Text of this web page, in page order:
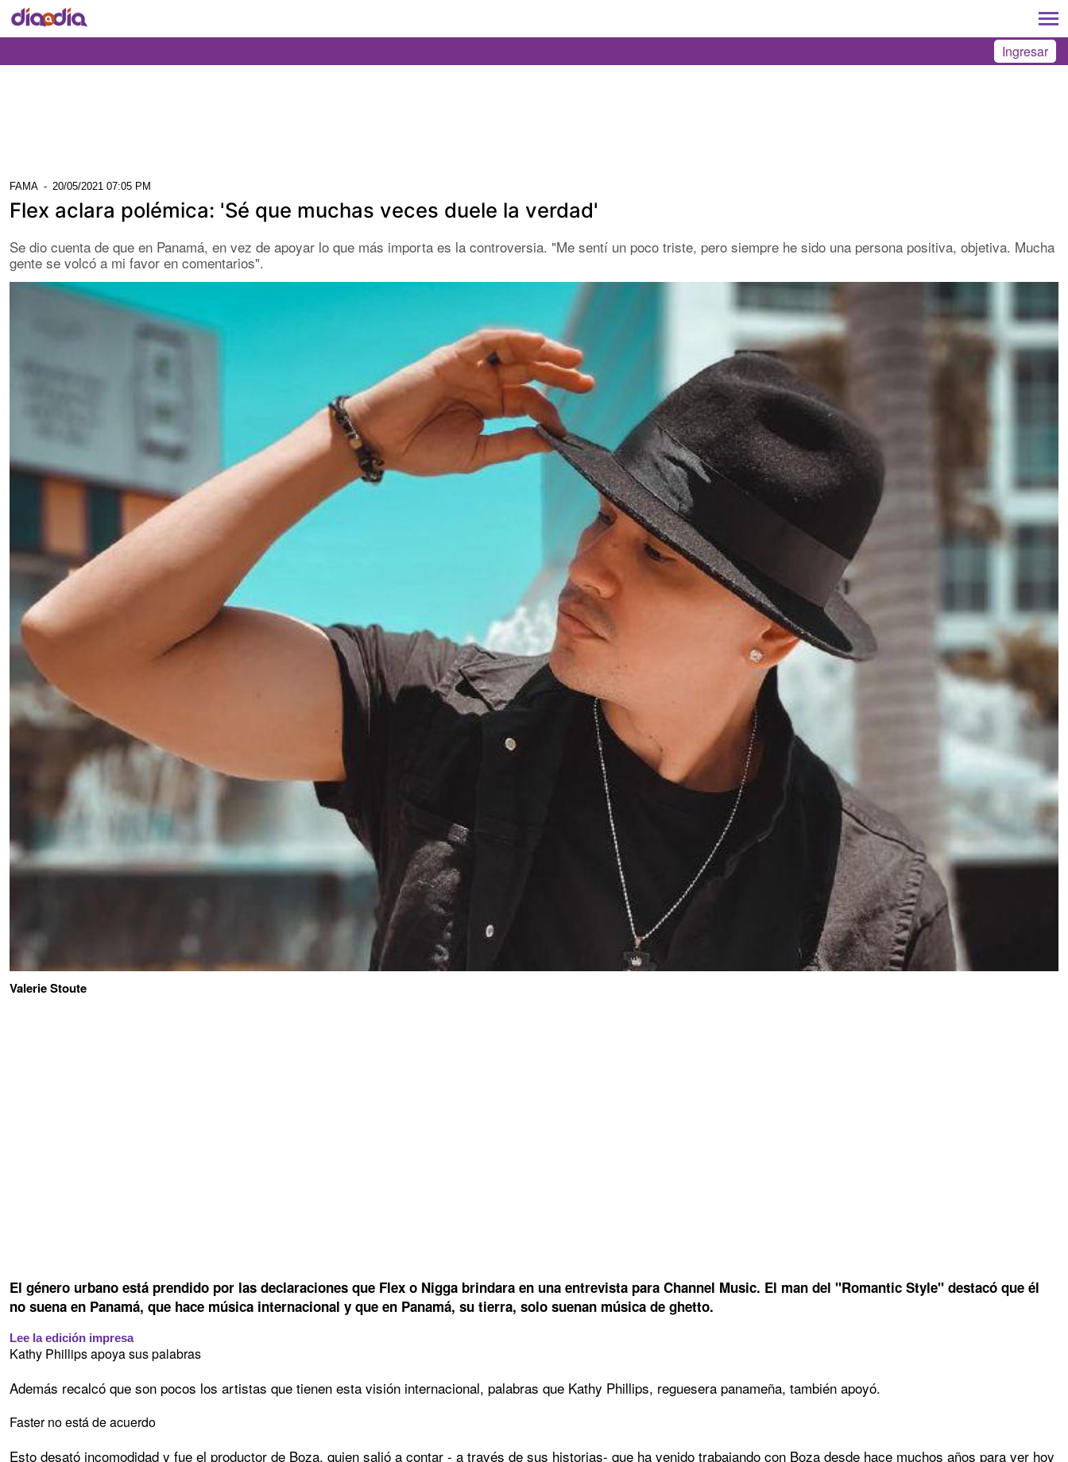
Ingresar
FAMA - 20/05/2021 07:05 PM
Flex aclara polémica: 'Sé que muchas veces duele la verdad'
Se dio cuenta de que en Panamá, en vez de apoyar lo que más importa es la controversia. "Me sentí un poco triste, pero siempre he sido una persona positiva, objetiva. Mucha
gente se volcó a mi favor en comentarios".
Valerie Stoute
El género urbano está prendido por las declaraciones que Flex o Nigga brindara en una entrevista para Channel Music. El man del "Romantic Style" destacó que él
no suena en Panamá, que hace música internacional y que en Panamá, su tierra, solo suenan música de ghetto.
Lee la edición impresa
Kathy Phillips apoya sus palabras
Además recalcó que son pocos los artistas que tienen esta visión internacional, palabras que Kathy Phillips, reguesera panameña, también apoyó.
Faster no está de acuerdo
Esto desató incomodidad y fue el productor de Boza, quien salió a contar - a través de sus historias- que ha venido trabajando con Boza desde hace muchos años para ver hoy